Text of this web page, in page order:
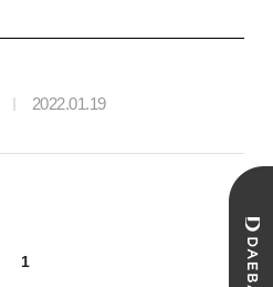
2022.01.19
1